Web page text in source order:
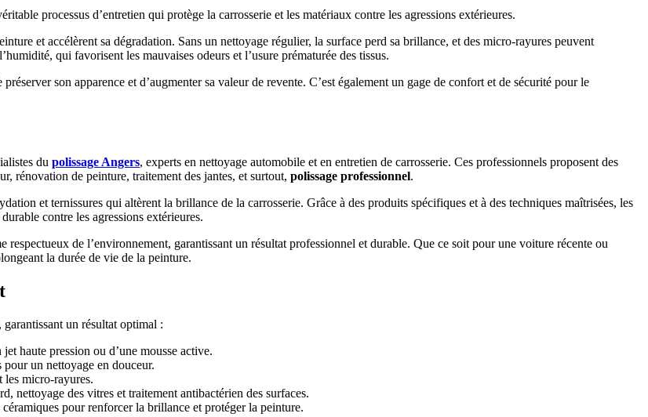
processus d’entretien qui protège la carrosserie et les matériaux contre les agressions extérieures.
et accélèrent sa dégradation. Sans un nettoyage régulier, la surface perd sa brillance, et des micro-rayures peuvent
qui favorisent les mauvaises odeurs et l’usure prématurée des tissus.
son apparence et d’augmenter sa valeur de revente. C’est également un gage de confort et de sécurité pour le
du polissage Angers, experts en nettoyage automobile et en entretien de carrosserie. Ces professionnels proposent des
rénovation de peinture, traitement des jantes, et surtout, polissage professionnel.
et ternissures qui altèrent la brillance de la carrosserie. Grâce à des produits spécifiques et à des techniques maîtrisées, les
contre les agressions extérieures.
de l’environnement, garantissant un résultat professionnel et durable. Que ce soit pour une voiture récente ou
la durée de vie de la peinture.
un résultat optimal :
haute pression ou d’une mousse active.
un nettoyage en douceur.
les micro-rayures.
nettoyage des vitres et traitement antibactérien des surfaces.
pour renforcer la brillance et protéger la peinture.